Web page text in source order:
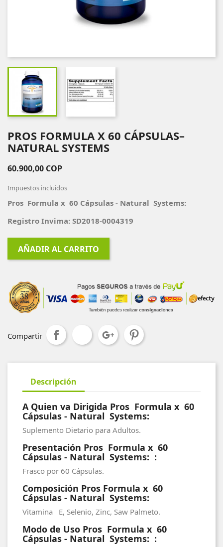
PROS FORMULA X 60 CÁPSULAS–
NATURAL SYSTEMS
60.900,00 COP
Impuestos incluidos
Pros Formula x 60 Cápsulas - Natural Systems:
Registro Invima: SD2018-0004319
AÑADIR AL CARRITO
Compartir
Descripción
A Quien va Dirigida Pros Formula x 60
Cápsulas - Natural Systems:
Suplemento Dietario para Adultos.
Presentación Pros Formula x 60
Cápsulas - Natural Systems: :
Frasco por 60 Cápsulas.
Composición Pros Formula x 60
Cápsulas - Natural Systems:
Vitamina E, Selenio, Zinc, Saw Palmeto.
Modo de Uso Pros Formula x 60
Cápsulas - Natural Systems: :